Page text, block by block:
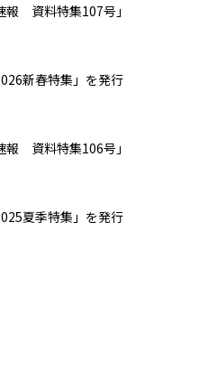
資料特集107号」
新春特集」を発行
資料特集106号」
夏季特集」を発行